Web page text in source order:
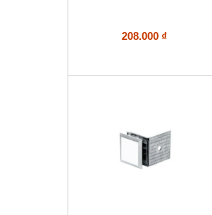
208.000 ₫